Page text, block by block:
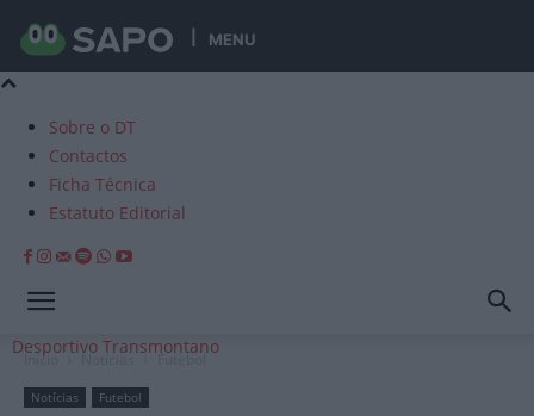
MENU
Sobre o DT
Contactos
Ficha Técnica
Estatuto Editorial
Desportivo Transmontano
Início Notícias Futebol
Notícias Futebol